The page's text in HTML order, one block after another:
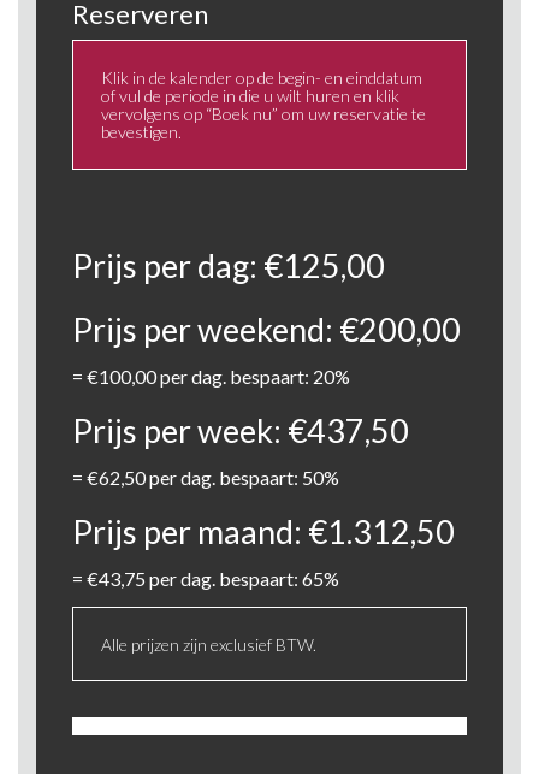
Reserveren
Klik in de kalender op de begin- en einddatum
of vul de periode in die u wilt huren en klik
vervolgens op “Boek nu” om uw reservatie te
bevestigen.
Prijs per dag: €125,00
Prijs per weekend: €200,00
= €100,00per dag. bespaart: 20%
Prijs per week: €437,50
= €62,50per dag. bespaart: 50%
Prijs per maand: €1.312,50
= €43,75 per dag. bespaart: 65%
Alle prijzen zijn exclusief BTW.